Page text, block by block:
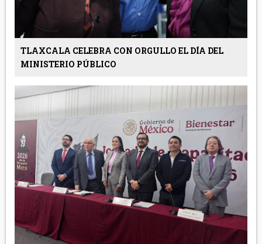
TLAXCALA CELEBRA CON ORGULLO EL DÍA DEL
MINISTERIO PÚBLICO